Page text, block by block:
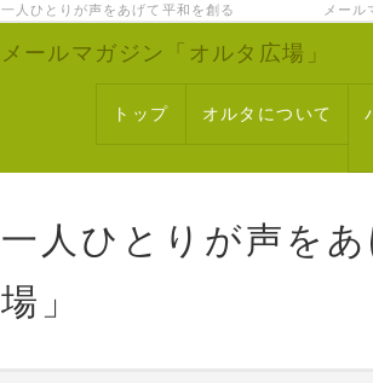
一人ひとりが声をあげて平和を創る メールマ
メールマガジン「オルタ広場」
トップ オルタについて
一人ひとりが声を
場」